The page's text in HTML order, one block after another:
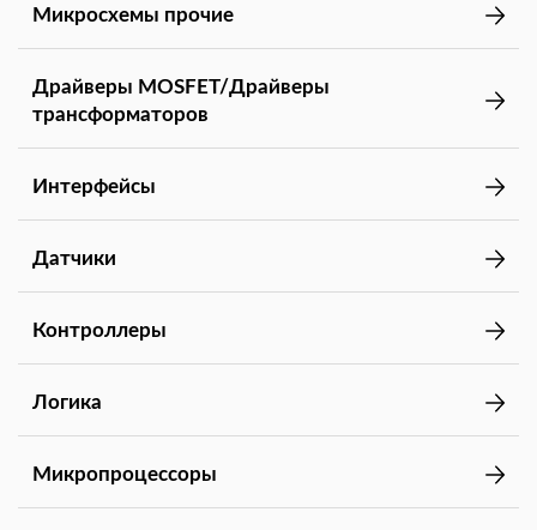
Микросхемы прочие
Драйверы MOSFET/Драйверы
трансформаторов
Интерфейсы
Датчики
Контроллеры
Логика
Микропроцессоры